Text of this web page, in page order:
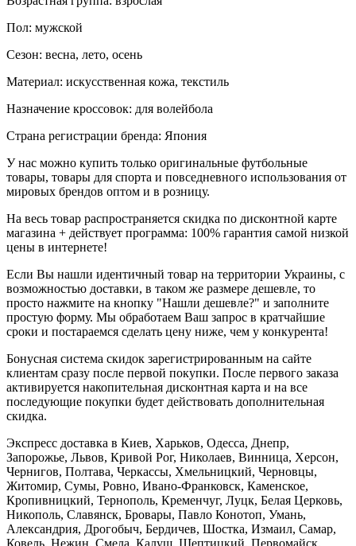
Пол: мужской
Сезон: весна, лето, осень
Материал: искусственная кожа, текстиль
Назначение кроссовок: для волейбола
Страна регистрации бренда: Япония
У нас можно купить только оригинальные футбольные
товары, товары для спорта и повседневного использования от
мировых брендов оптом и в розницу.
На весь товар распространяется скидка по дисконтной карте
магазина + действует программа: 100% гарантия самой низкой
цены в интернете!
Если Вы нашли идентичный товар на территории Украины, с
возможностью доставки, в таком же размере дешевле, то
просто нажмите на кнопку "Нашли дешевле?" и заполните
простую форму. Мы обработаем Ваш запрос в кратчайшие
сроки и постараемся сделать цену ниже, чем у конкурента!
Бонусная система скидок зарегистрированным на сайте
клиентам сразу после первой покупки. После первого заказа
активируется накопительная дисконтная карта и на все
последующие покупки будет действовать дополнительная
скидка.
Экспресс доставка в Киев, Харьков, Одесса, Днепр,
Запорожье, Львов, Кривой Рог, Николаев, Винница, Херсон,
Чернигов, Полтава, Черкассы, Хмельницкий, Черновцы,
Житомир, Сумы, Ровно, Ивано-Франковск, Каменское,
Кропивницкий, Тернополь, Кременчуг, Луцк, Белая Церковь,
Никополь, Славянск, Бровары, Павло Конотоп, Умань,
Александрия, Дрогобыч, Бердичев, Шостка, Измаил, Самар,